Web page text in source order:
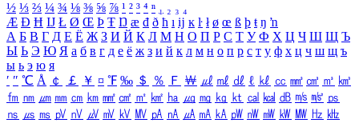
½ ⅓ ⅔ ¼ ¾ ⅛ ⅜ ⅝ ⅞ ¹ ² ³ ⁴ ⁿ ₁ ₂ ₃ ₄
Æ Ð Ħ Ĳ Ł Ø Œ Þ Ŧ Ŋ æ đ ð ħ ı ĳ ĸ ŀ ł ø œ ß þ ŧ ŋ ŉ
А Б В Г Д Е Ё Ж З И Й К Л М Н О П Р С Т У Ф Х Ц Ч Ш Щ Ъ
Ы Ь Э Ю Я а б в г д е ё ж з и й к л м н о п р с т у ф х ц ч ш щ ъ
ы ь э ю я
′ ″ ℃ Å ￠ ￡ ￥ ¤ ℉ ‰ ＄ ％ Ｆ ￦ ㎕ ㎖ ㎗ ℓ ㎘ ㏄ ㎣ ㎤ ㎥ ㎦
㎙ ㎚ ㎛ ㎜ ㎝ ㎞ ㎟ ㎠ ㎡ ㎢ ㏊ ㎍ ㎎ ㎏ ㏏ ㎈ ㎉ ㏈ ㎧ ㎨ ㎰
㎱ ㎲ ㎳ ㎴ ㎵ ㎶ ㎷ ㎸ ㎹ ㎀ ㎁ ㎂ ㎃ ㎄ ㎺ ㎻ ㎽ ㎾ ㎿ ㎐ ㎑